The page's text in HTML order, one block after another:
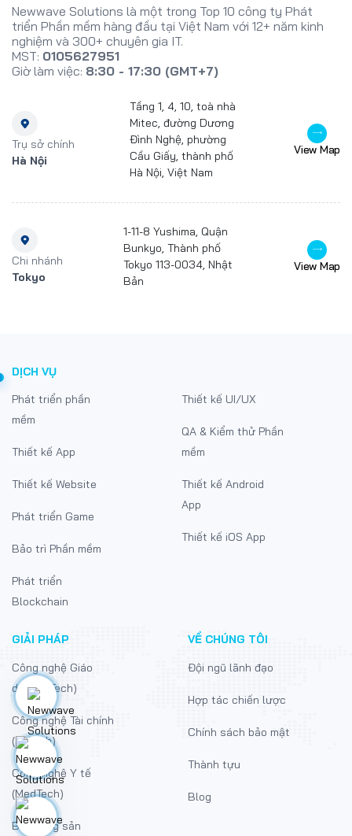
Newwave Solutions là một trong Top 10 công ty Phát
triển Phần mềm hàng đầu tại Việt Nam với 12+ năm kinh
nghiệm và 300+ chuyên gia IT.
MST: 0105627951
Giờ làm việc: 8:30 - 17:30 (GMT+7)
Trụ sở chính
Hà Nội
Tầng 1, 4, 10, toà nhà
Mitec, đường Dương
Đình Nghệ, phường
Cầu Giấy, thành phố
Hà Nội, Việt Nam
View Map
Chi nhánh
Tokyo
1-11-8 Yushima, Quận
Bunkyo, Thành phố
Tokyo 113-0034, Nhật
Bản
View Map
DỊCH VỤ
Phát triển phần
mềm
Thiết kế App
Thiết kế Website
Phát triển Game
Bảo trì Phần mềm
Phát triển
Blockchain
Thiết kế UI/UX
QA & Kiểm thử Phần
mềm
Thiết kế Android
App
Thiết kế iOS App
GIẢI PHÁP
Công nghệ Giáo
dục (EdTech)
Công nghệ Tài chính
(FinTech)
Công nghệ Y tế
(MedTech)
Bất động sản
VỀ CHÚNG TÔI
Đội ngũ lãnh đạo
Hợp tác chiến lược
Chính sách bảo mật
Thành tựu
Blog